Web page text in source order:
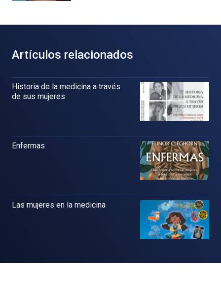
Artículos relacionados
Historia de la medicina a través
de sus mujeres
Enfermas
Las mujeres en la medicina